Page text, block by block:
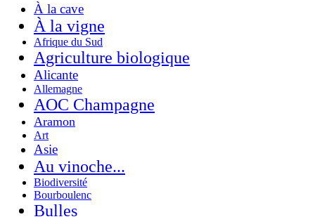
À la cave
À la vigne
Afrique du Sud
Agriculture biologique
Alicante
Allemagne
AOC Champagne
Aramon
Art
Asie
Au vinoche...
Biodiversité
Bourboulenc
Bulles